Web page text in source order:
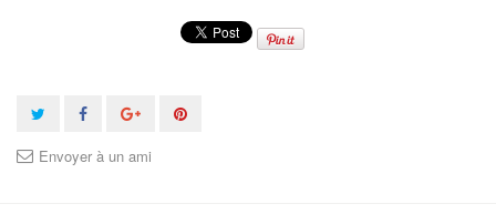
Envoyer à un ami